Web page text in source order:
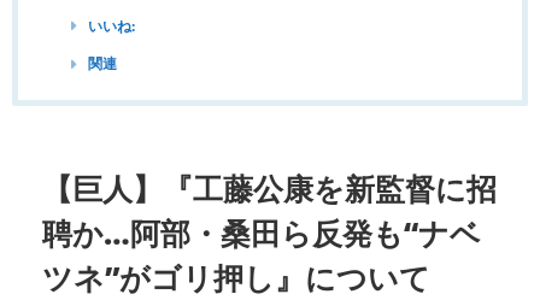
いいね:
関連
【巨人】『工藤公康を新監督に招
聘か…阿部・桑田ら反発も“ナベ
ツネ”がゴリ押し』について